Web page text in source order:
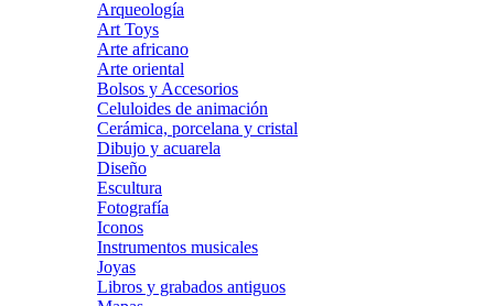
Arqueología
Art Toys
Arte africano
Arte oriental
Bolsos y Accesorios
Celuloides de animación
Cerámica, porcelana y cristal
Dibujo y acuarela
Diseño
Escultura
Fotografía
Iconos
Instrumentos musicales
Joyas
Libros y grabados antiguos